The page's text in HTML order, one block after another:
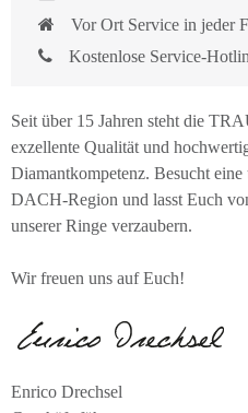
Vor Ort Service in jeder
Kostenlose Service-
Seit über 15 Jahren steht die
exzellente Qualität und
Diamantkompetenz. Besucht
DACH-Region und lasst Euch
unserer Ringe verzaubern.
Wir freuen uns auf Euch!
Enrico Drechsel